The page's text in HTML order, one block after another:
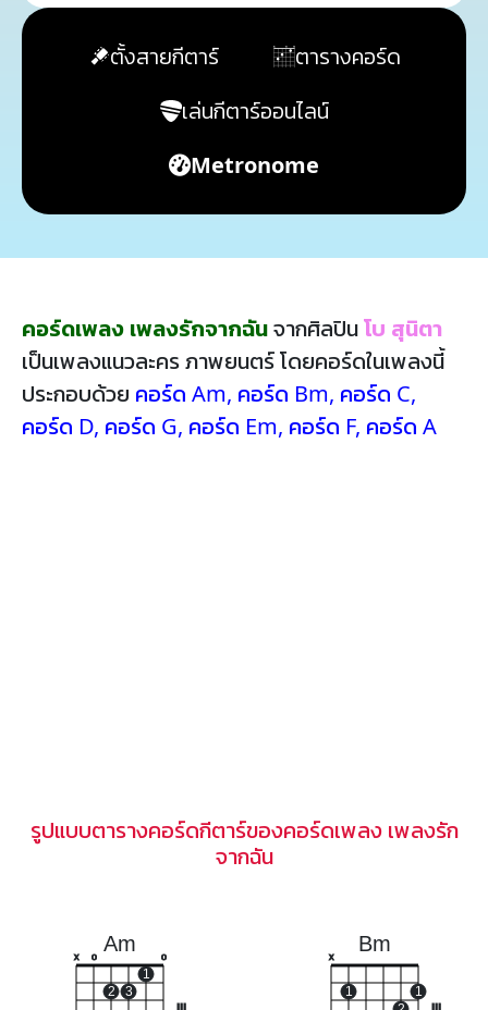
ตั้งสายกีตาร์
ตารางคอร์ด
เล่นกีตาร์ออนไลน์
Metronome
คอร์ดเพลง เพลงรักจากฉันจากศิลปินโบ สุนิตา
เป็นเพลงแนวละคร ภาพยนตร์ โดยคอร์ดในเพลงนี้
ประกอบด้วย คอร์ด Am, คอร์ด Bm, คอร์ด C,
คอร์ด D, คอร์ด G, คอร์ด Em, คอร์ด F, คอร์ด A
รูปแบบตารางคอร์ดกีตาร์ของคอร์ดเพลง เพลงรัก
จากฉัน
Am
x o
2 3
1
o
Bm
x
1 1